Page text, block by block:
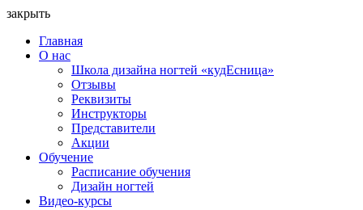
закрыть
Главная
О нас
Школа дизайна ногтей «кудЕсница»
Отзывы
Реквизиты
Инструкторы
Представители
Акции
Обучение
Расписание обучения
Дизайн ногтей
Видео-курсы